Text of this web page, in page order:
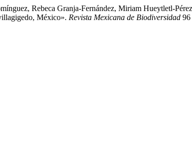
Rebeca Granja-Fernández, Miriam Hueytletl-
México». Revista Mexicana de Biodiversidad 96